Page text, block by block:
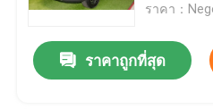
ราคา：
ราคาถูกที่สุด